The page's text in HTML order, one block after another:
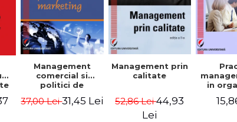
Management
comercial si
politici de
37,00 Lei31,45 Lei
Management prin
calitate
52,86 Lei44,93
Lei
in